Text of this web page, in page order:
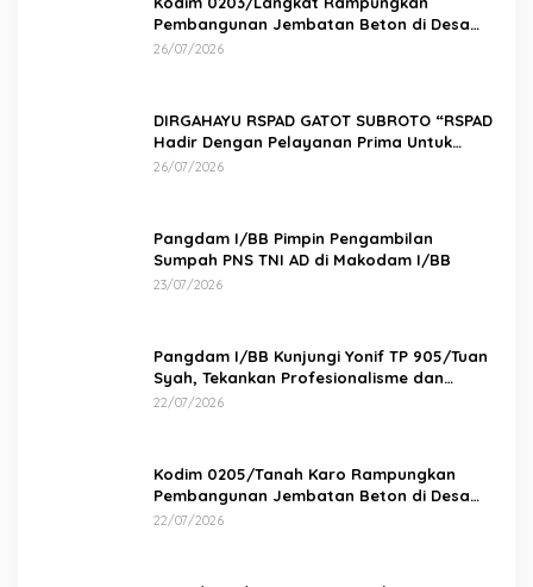
Pembangunan Jembatan Beton di Desa
Paluh Manis
26/07/2026
DIRGAHAYU RSPAD GATOT SUBROTO “RSPAD
Hadir Dengan Pelayanan Prima Untuk
Indonesia Maju” 26 JULI 1950 – 26 JULI 2026
26/07/2026
Pangdam I/BB Pimpin Pengambilan
Sumpah PNS TNI AD di Makodam I/BB
23/07/2026
Pangdam I/BB Kunjungi Yonif TP 905/Tuan
Syah, Tekankan Profesionalisme dan
Kesiapan Prajurit
22/07/2026
Kodim 0205/Tanah Karo Rampungkan
Pembangunan Jembatan Beton di Desa
Pernantin
22/07/2026